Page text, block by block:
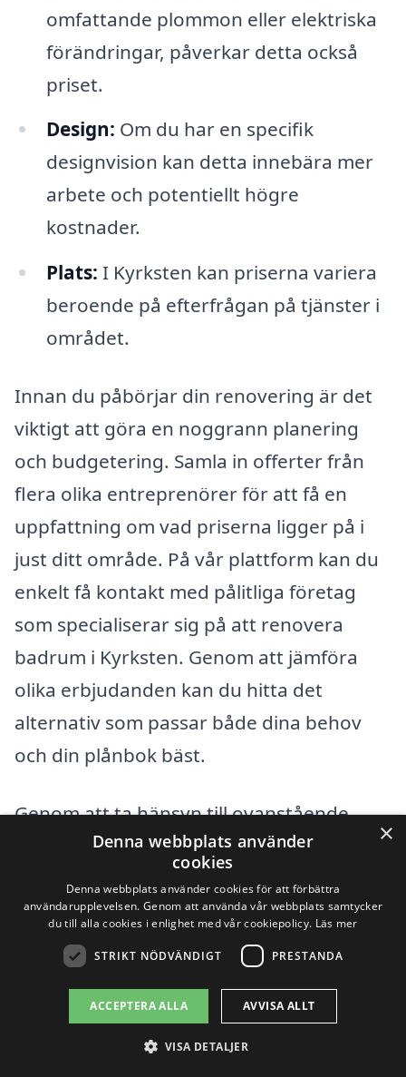
omfattande plommon eller elektriska
förändringar, påverkar detta också
priset.
Design: Om du har en specifik
designvision kan detta innebära mer
arbete och potentiellt högre
kostnader.
Plats: I Kyrksten kan priserna variera
beroende på efterfrågan på tjänster i
området.
Innan du påbörjar din renovering är det
viktigt att göra en noggrann planering
och budgetering. Samla in offerter från
flera olika entreprenörer för att få en
uppfattning om vad priserna ligger på i
just ditt område. På vår plattform kan du
enkelt få kontakt med pålitliga företag
som specialiserar sig på att renovera
badrum i Kyrksten. Genom att jämföra
olika erbjudanden kan du hitta det
alternativ som passar både dina behov
och din plånbok bäst.
Genom att ta hänsyn till ovanstående
faktorer kan du bättre förbereda dig för
den kostnad som är förknippad med att
renovera ditt badrum och säkerställa att
du får ett resultat som du kommer att
vara nöjd med under många år framöver.
Få 3 erbjudanden, gratis och utan
×
Denna webbplats använder
cookies
Denna webbplats använder cookies för att förbättra
användarupplevelsen. Genom att använda vår webbplats samtycker
du till alla cookies i enlighet med vår cookiepolicy. Läs mer
STRIKT NÖDVÄNDIGT PRESTANDA
ACCEPTERA ALLA AVVISA ALLT
VISA DETALJER